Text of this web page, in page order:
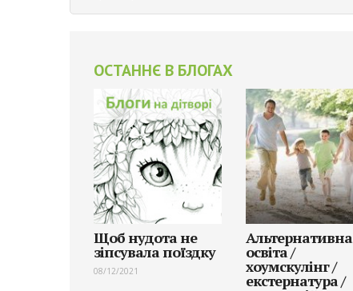
ОСТАННЄ В БЛОГАХ
Щоб нудота не
зіпсувала поїздку
08/12/2021
Альтернативна
освіта /
хоумскулінг /
екстернатура /